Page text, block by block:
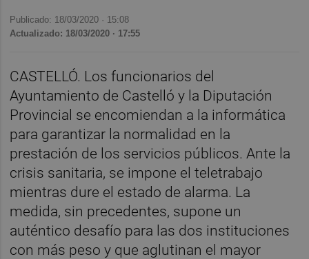
Publicado: 18/03/2020 · 15:08
Actualizado: 18/03/2020 · 17:55
CASTELLÓ. Los funcionarios del
Ayuntamiento de Castelló y la Diputación
Provincial se encomiendan a la informática
para garantizar la normalidad en la
prestación de los servicios públicos. Ante la
crisis sanitaria, se impone el teletrabajo
mientras dure el estado de alarma. La
medida, sin precedentes, supone un
auténtico desafío para las dos instituciones
con más peso y que aglutinan el mayor